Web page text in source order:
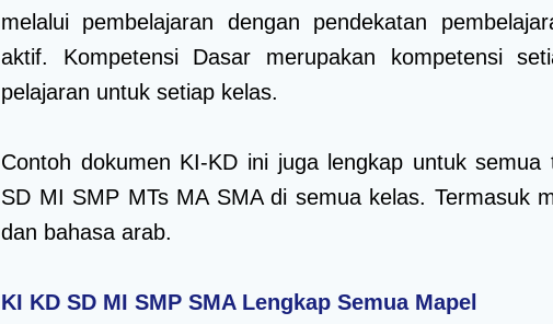
melalui pembelajaran dengan pendekatan
aktif. Kompetensi Dasar merupakan kompetensi
pelajaran untuk setiap kelas.
Contoh dokumen KI-KD ini juga lengkap untuk semua
SD MI SMP MTs MA SMA di semua kelas. Termasuk
dan bahasa arab.
KI KD SD MI SMP SMA Lengkap Semua Mapel